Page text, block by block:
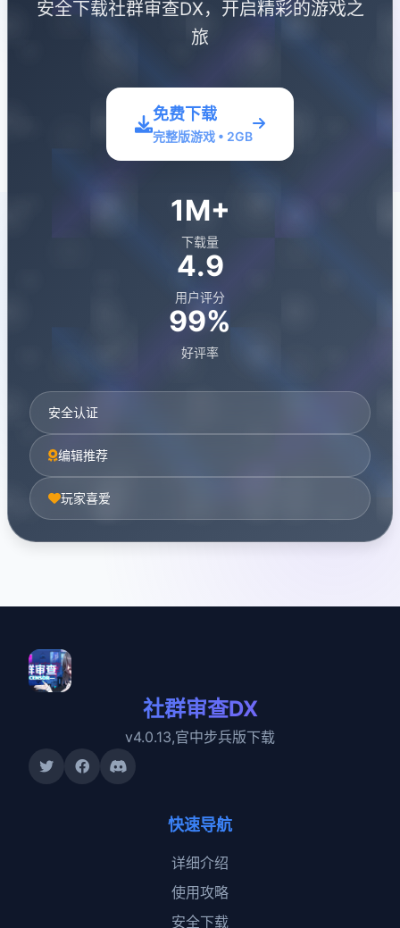
安全下载社群审查DX，开启精彩的游戏之
旅
免费下载
完整版游戏 • 2GB
1M+
下载量
4.9
用户评分
99%
好评率
安全认证
编辑推荐
玩家喜爱
社群审查DX
v4.0.13,官中步兵版下载
快速导航
详细介绍
使用攻略
安全下载